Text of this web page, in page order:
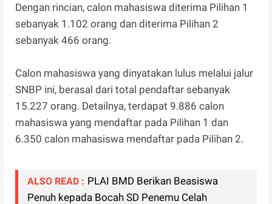
Dengan rincian, calon mahasiswa diterima Pilihan 1
sebanyak 1.102 orang dan diterima Pilihan 2
sebanyak 466 orang.
Calon mahasiswa yang dinyatakan lulus melalui jalur
SNBP ini, berasal dari total pendaftar sebanyak
15.227 orang. Detailnya, terdapat 9.886 calon
mahasiswa yang mendaftar pada Pilihan 1 dan
6.350 calon mahasiswa mendaftar pada Pilihan 2.
ALSO READ : PLAI BMD Berikan Beasiswa
Penuh kepada Bocah SD Penemu Celah